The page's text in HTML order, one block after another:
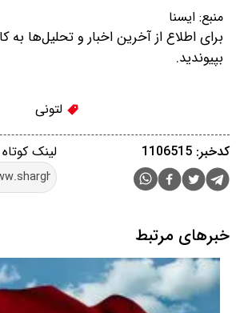
منبع: ایسنا
برای اطلاع از آخرین اخبار و تحلیل‌ها به
بپیوندید.
لتونی
لینک کوتاه کدخبر: 1106515
خبرهای مرتبط